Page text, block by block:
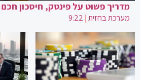
מדריך פשוט על פינטק, חיסכון חכם
מערכת בחזית|
9:22